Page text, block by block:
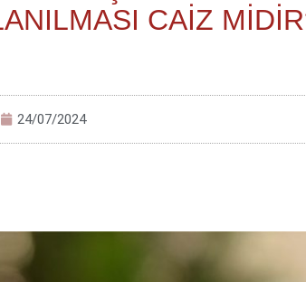
CAİZ
24/07/2024